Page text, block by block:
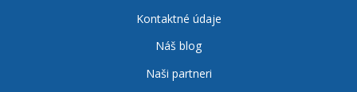
Kontaktné údaje
Náš blog
Naši partneri